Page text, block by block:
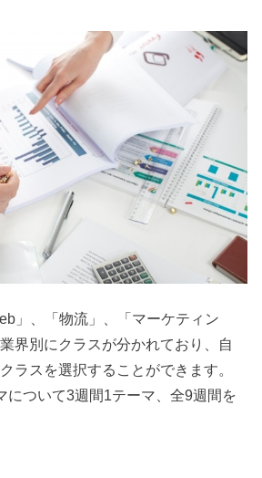
」、「物流」、「マーケティン
界別にクラスが分かれており、自
ラスを選択することができます。
について3週間1テーマ、全9週間を